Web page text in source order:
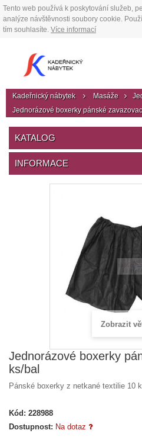
Tento web používá k poskytování služeb,
analýze návštěvnosti soubory cookie.
tím souhlasíte. Více informací
Kadeřnický nábytek Masáže
Jednorázové boxerky pánské
KATALOG
INFORMACE
Zobrazit
Jednorázové boxerky
ks/bal
Pánské boxerky z netkané textilie 10
Kód: 228988
Dostupnost: Na dotaz